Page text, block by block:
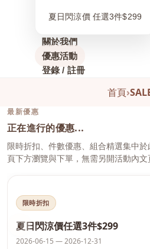
夏日閃涼價 任選3件$299
關於我們
優惠活動
登錄 / 註冊
首頁›
最新優惠
正在進行的優惠...
限時折扣、件數優惠、組合精選集中
頁下方瀏覽與下單，無需另開活動內文
‹
限時折扣
夏日閃涼價任選3件$299
2026-06-15 — 2026-12-31